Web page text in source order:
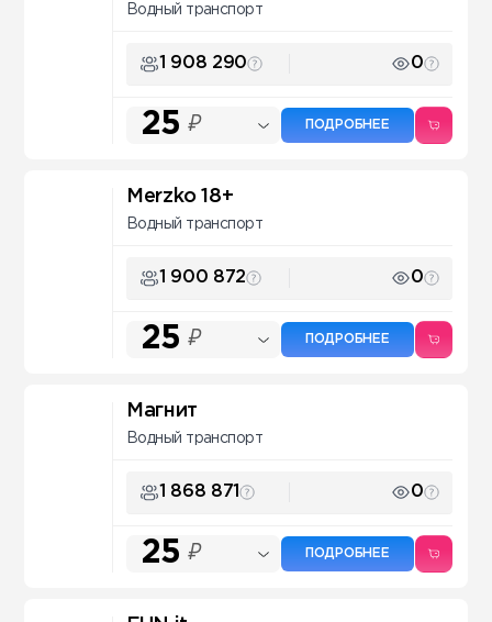
Водный транспорт
1 908 290 0
25 ₽ ПОДРОБНЕЕ
Merzko 18+
Водный транспорт
1 900 872 0
25 ₽ ПОДРОБНЕЕ
Магнит
Водный транспорт
1 868 871 0
25 ₽ ПОДРОБНЕЕ